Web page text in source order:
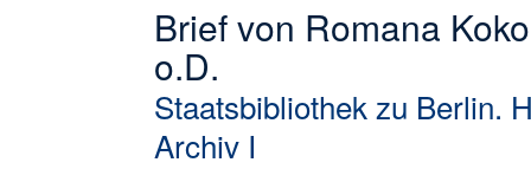
Brief von Romana
o.D.
Staatsbibliothek zu Berlin.
Archiv I